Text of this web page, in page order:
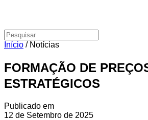
Início / Notícias
FORMAÇÃO DE
ESTRATÉGICOS
Publicado em
12 de Setembro de 2025